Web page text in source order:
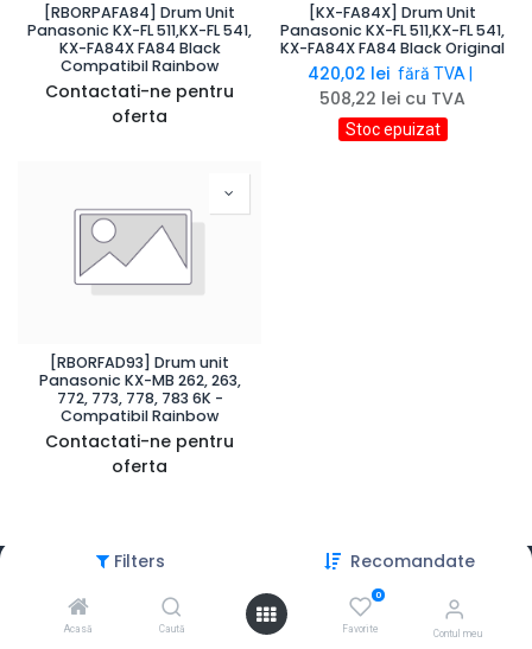
Filters Recomandate
Acasă Caută
0
Favorite Contul meu
[RBORPAFA84] Drum Unit
Panasonic KX-FL 511,KX-FL 541,
KX-FA84X FA84 Black
Compatibil Rainbow
Contactati-ne pentru
oferta
[KX-FA84X] Drum Unit
Panasonic KX-FL 511,KX-FL 541,
KX-FA84X FA84 Black Original
420,02 lei fără TVA |
508,22 lei cu TVA
Stoc epuizat
[RBORFAD93] Drum unit
Panasonic KX-MB 262, 263,
772, 773, 778, 783 6K -
Compatibil Rainbow
Contactati-ne pentru
oferta